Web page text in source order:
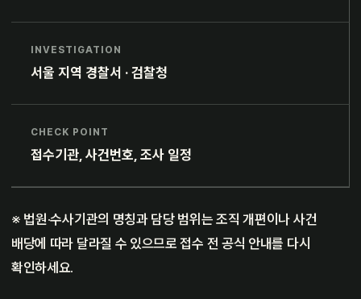
INVESTIGATION
서울 지역 경찰서 · 검찰청
CHECK POINT
접수기관, 사건번호, 조사 일정
※ 법원·수사기관의 명칭과 담당 범위는 조직 개편이나 사건
배당에 따라 달라질 수 있으므로 접수 전 공식 안내를 다시
확인하세요.